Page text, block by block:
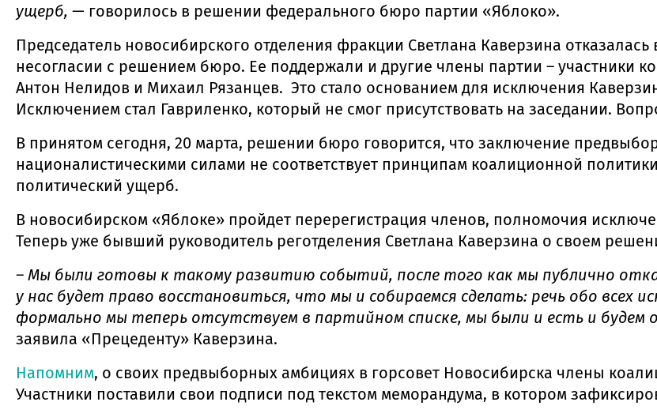
ущерб, — говорилось в решении федерального бюро партии «Яблоко».
Председатель новосибирского отделения фракции Светлана Каверзина
несогласии с решением бюро. Ее поддержали и другие члены партии – участники
Антон Нелидов и Михаил Рязанцев. Это стало основанием для исключения
Исключением стал Гавриленко, который не смог присутствовать на заседании.
В принятом сегодня, 20 марта, решении бюро говорится, что заключение
националистическими силами не соответствует принципам коалиционной
политический ущерб.
В новосибирском «Яблоке» пройдет перерегистрация членов, полномочия
Теперь уже бывший руководитель реготделения Светлана Каверзина о своем
– Мы были готовы к такому развитию событий, после того как мы публично
у нас будет право восстановиться, что мы и собираемся сделать: речь обо всех
формально мы теперь отсутствуем в партийном списке, мы были и есть и будем
заявила «Прецеденту» Каверзина.
Напомним, о своих предвыборных амбициях в горсовет Новосибирска члены
Участники поставили свои подписи под текстом меморандума, в котором